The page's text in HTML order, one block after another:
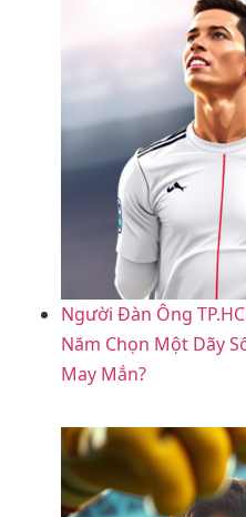
Người Đàn Ông
Năm Chọn Một Dãy
May Mắn?